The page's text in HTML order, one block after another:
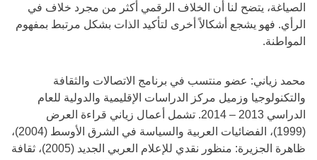
الصياغة، يتضح لنا أن الخلاف الرقمي أكثر من مجرد خلاف في
الرأي. فهو يشجع أشكالاً أخرى لتأكيد الذات بشكل مرتبط بمفهوم
المواطنة.
محمد زياني: عضو منتسب في برنامج الاتصالات والثقافة
والتكنولوجيا وزميل مركز الدراسات الإقليمية والدولية للعام
الدراسي 2013 – 2014. تشمل أعمال زياني قراءة العرض
(1999)، الفضائيات العربية والسياسة في الشرق الأوسط (2004)،
ظاهرة الجزيرة: منظور نقدي للإعلام العربي الجديد (2005)، ثقافة